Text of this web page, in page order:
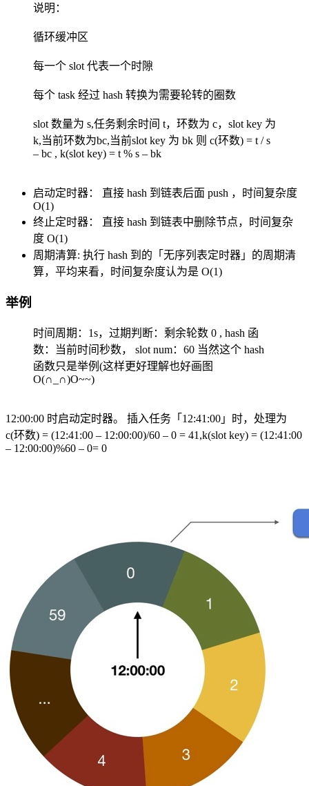
说明：
循环缓冲区
每一个 slot 代表一个时隙
每个 task 经过 hash 转换为需要轮转的圈数
slot 数量为 s,任务剩余时间 t，环数为 c，slot key 为
k,当前环数为bc,当前slot key 为 bk 则 c(环数) = t / s
– bc , k(slot key) = t % s – bk
启动定时器： 直接 hash 到链表后面 push ，时间复杂度
O(1)
终止定时器： 直接 hash 到链表中删除节点，时间复杂
度 O(1)
周期清算: 执行 hash 到的「无序列表定时器」的周期清
算，平均来看，时间复杂度认为是 O(1)
举例
时间周期：1s，过期判断：剩余轮数 0 , hash 函
数：当前时间秒数， slot num：60 当然这个 hash
函数只是举例(这样更好理解也好画图
O(∩_∩)O~~)
12:00:00 时启动定时器。 插入任务「12:41:00」时，处理为
c(环数) = (12:41:00 – 12:00:00)/60 – 0 = 41,k(slot key) = (12:41:00
– 12:00:00)%60 – 0= 0